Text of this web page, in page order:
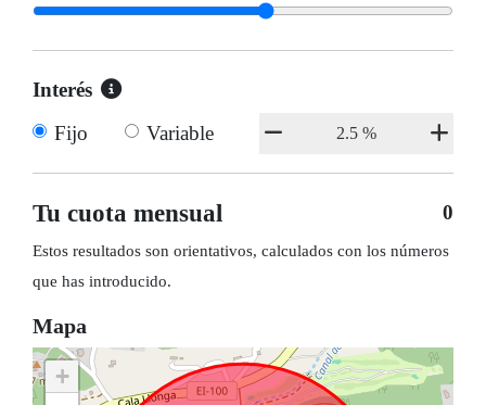
Interés
Fijo
Variable
Tu cuota mensual 0
Estos resultados son orientativos, calculados con los números
que has introducido.
Mapa
+